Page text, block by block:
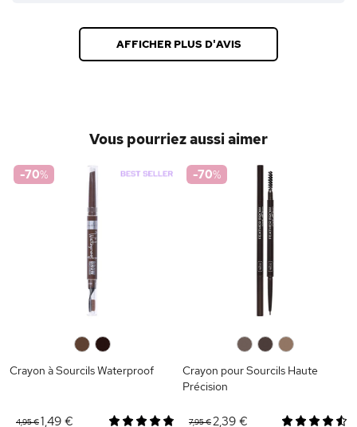
AFFICHER PLUS D'AVIS
Vous pourriez aussi aimer
-70%
Crayon à Sourcils Waterproof
4,95 €1,49 €
-70%
Crayon pour Sourcils Haute
Précision
7,95 €2,39 €